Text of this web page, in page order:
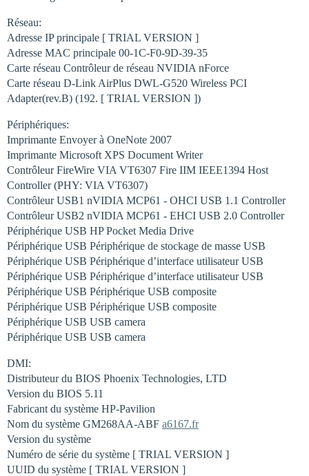
Réseau:
Adresse IP principale [ TRIAL VERSION ]
Adresse MAC principale 00-1C-F0-9D-39-35
Carte réseau Contrôleur de réseau NVIDIA nForce
Carte réseau D-Link AirPlus DWL-G520 Wireless PCI
Adapter(rev.B) (192. [ TRIAL VERSION ])
Périphériques:
Imprimante Envoyer à OneNote 2007
Imprimante Microsoft XPS Document Writer
Contrôleur FireWire VIA VT6307 Fire IIM IEEE1394 Host
Controller (PHY: VIA VT6307)
Contrôleur USB1 nVIDIA MCP61 - OHCI USB 1.1 Controller
Contrôleur USB2 nVIDIA MCP61 - EHCI USB 2.0 Controller
Périphérique USB HP Pocket Media Drive
Périphérique USB Périphérique de stockage de masse USB
Périphérique USB Périphérique d’interface utilisateur USB
Périphérique USB Périphérique d’interface utilisateur USB
Périphérique USB Périphérique USB composite
Périphérique USB Périphérique USB composite
Périphérique USB USB camera
Périphérique USB USB camera
DMI:
Distributeur du BIOS Phoenix Technologies, LTD
Version du BIOS 5.11
Fabricant du système HP-Pavilion
Nom du système GM268AA-ABF a6167.fr
Version du système
Numéro de série du système [ TRIAL VERSION ]
UUID du système [ TRIAL VERSION ]